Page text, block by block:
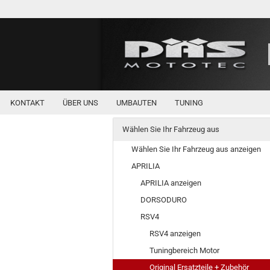
KONTAKT ÜBER UNS UMBAUTEN TUNING
Wählen Sie Ihr Fahrzeug aus
Wählen Sie Ihr Fahrzeug aus anzeigen
APRILIA
APRILIA anzeigen
DORSODURO
RSV4
RSV4 anzeigen
Tuningbereich Motor
Original Ersatzteile + Zubehör